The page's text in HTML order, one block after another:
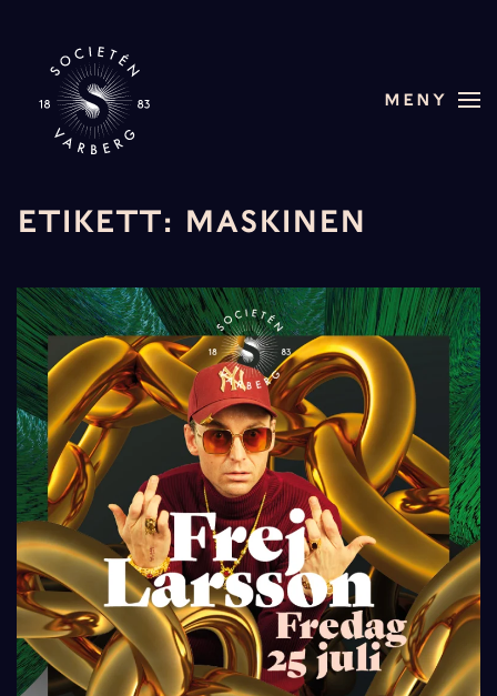
Skip to main content
MENY
ETIKETT: MASKINEN